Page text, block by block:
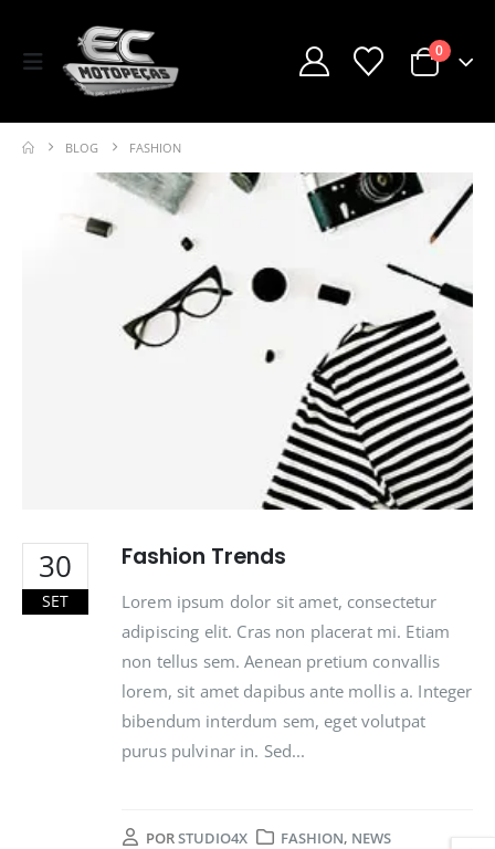
0
BLOG FASHION
30
SET
Fashion Trends
Lorem ipsum dolor sit amet, consectetur
adipiscing elit. Cras non placerat mi. Etiam
non tellus sem. Aenean pretium convallis
lorem, sit amet dapibus ante mollis a. Integer
bibendum interdum sem, eget volutpat
purus pulvinar in. Sed...
PORSTUDIO4X FASHION, NEWS